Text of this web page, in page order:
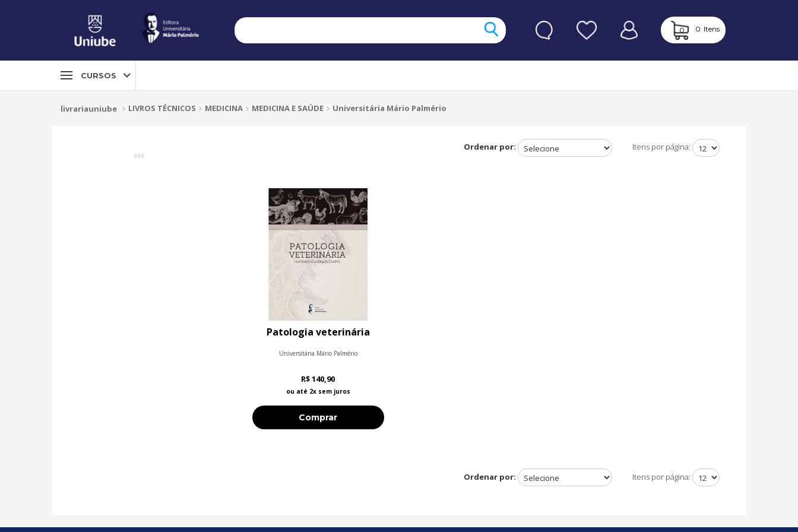
0 0 Itens
CURSOS
livrariauniube LIVROS TÉCNICOS MEDICINA MEDICINA E SAÚDE Universitária Mário Palmério
Ordenar por: Itens por página:
Patologia veterinária
Universitária Mário Palmério
R$ 140,90
ou até 2x sem juros
Comprar
Ordenar por: Itens por página: